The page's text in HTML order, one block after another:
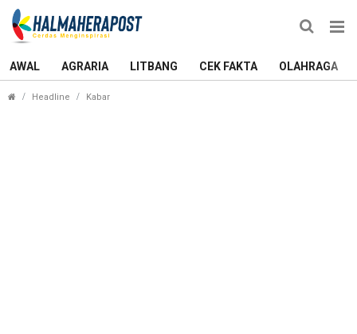
AWAL AGRARIA LITBANG CEK FAKTA OLAHRAGA
Headline Kabar